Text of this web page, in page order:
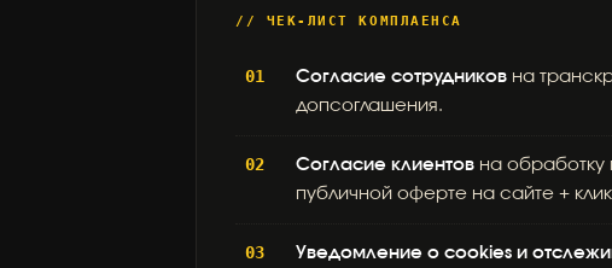
// ЧЕК-ЛИСТ КОМПЛАЕНСА
Согласие сотрудников на
допсоглашения.
Согласие клиентов на обработку
публичной оферте на сайте +
Уведомление о cookies и